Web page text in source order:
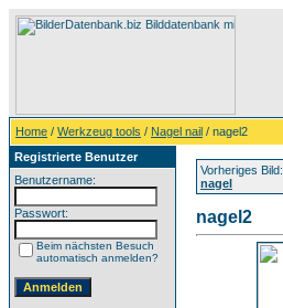
Home / Werkzeug tools / Nagel nail / nagel2
Registrierte Benutzer
Benutzername:
Passwort:
Beim nächsten Besuch
automatisch anmelden?
Vorheriges Bild:
nagel
nagel2